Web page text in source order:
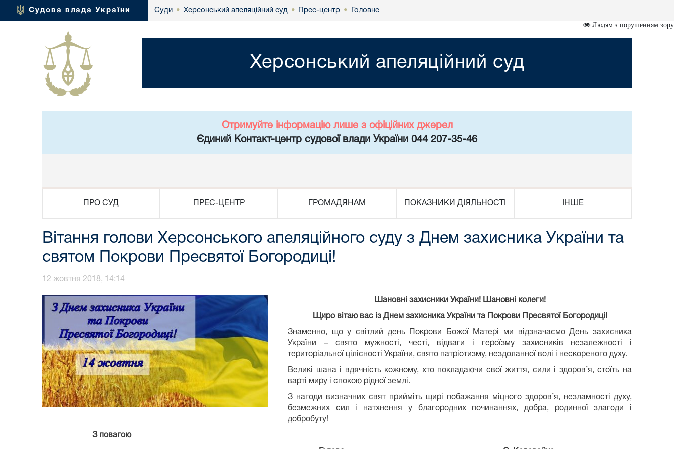
Судова влада України Суди • Херсонський апеляційний суд • Прес-центр • Головне
Людям з порушенням зору
Херсонський апеляційний суд
Отримуйте інформацію лише з офіційних джерел
Єдиний Контакт-центр судової влади України 044 207-35-46
ПРО СУД ПРЕС-ЦЕНТР ГРОМАДЯНАМ ПОКАЗНИКИ ДІЯЛЬНОСТІ ІНШЕ
Вітання голови Херсонського апеляційного суду з Днем захисника України та
святом Покрови Пресвятої Богородиці!
12 жовтня 2018, 14:14
Шановні захисники України! Шановні колеги!
Щиро вітаю вас із Днем захисника України та Покрови Пресвятої Богородиці!
Знаменно, що у світлий день Покрови Божої Матері ми відзначаємо День захисника
України – свято мужності, честі, відваги і героїзму захисників незалежності і
територіальної цілісності України, свято патріотизму, нездоланної волі і нескореного духу.
Великі шана і вдячність кожному, хто покладаючи свої життя, сили і здоров’я, стоїть на
варті миру і спокою рідної землі.
З нагоди визначних свят прийміть щирі побажання міцного здоров’я, незламності духу,
безмежних сил і натхнення у благородних починаннях, добра, родинної злагоди і
добробуту!
З повагою